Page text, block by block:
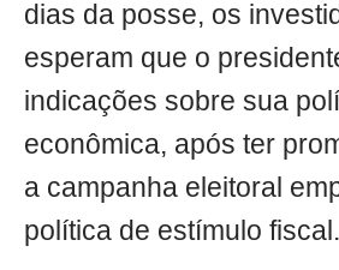
dias da posse, os
esperam que o
indicações sobre sua
econômica, após ter
a campanha eleitoral
política de estímulo fiscal.